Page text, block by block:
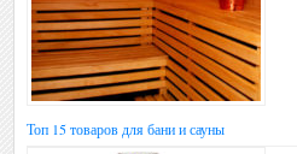
Топ 15 товаров для бани и сауны